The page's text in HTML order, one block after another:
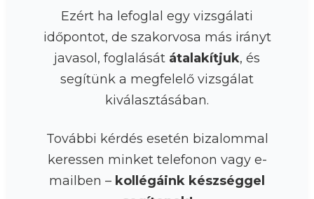
Ezért ha lefoglal egy vizsgálati
időpontot, de szakorvosa más irányt
javasol, foglalását átalakítjuk, és
segítünk a megfelelő vizsgálat
kiválasztásában.
További kérdés esetén bizalommal
keressen minket telefonon vagy e-
mailben – kollégáink készséggel